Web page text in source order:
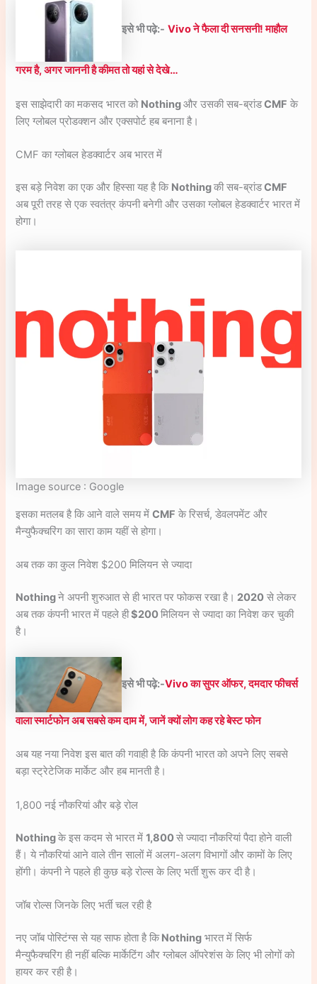
इसे भी पढ़े:- Vivo ने फैला दी सनसनी! माहौल
गरम है, अगर जाननी है कीमत तो यहां से देखे…
इस साझेदारी का मकसद भारत को Nothingऔर उसकी सब-ब्रांडCMF के
लिए ग्लोबल प्रोडक्शन और एक्सपोर्ट हब बनाना है।
CMF का ग्लोबल हेडक्वार्टर अब भारत में
इस बड़े निवेश का एक और हिस्सा यह है कि Nothingकी सब-ब्रांडCMF
अब पूरी तरह से एक स्वतंत्र कंपनी बनेगी और उसका ग्लोबल हेडक्वार्टर भारत में
होगा।
Image source : Google
इसका मतलब है कि आने वाले समय मेंCMF के रिसर्च, डेवलपमेंट और
मैन्युफैक्चरिंग का सारा काम यहीं से होगा।
अब तक का कुल निवेश $200 मिलियन से ज्यादा
Nothingने अपनी शुरुआत से ही भारत पर फोकस रखा है। 2020 से लेकर
अब तक कंपनी भारत में पहले ही$200मिलियन से ज्यादा का निवेश कर चुकी
है।
इसे भी पढ़े:-Vivo का सुपर ऑफर, दमदार फीचर्स
वाला स्मार्टफोन अब सबसे कम दाम में, जानें क्यों लोग कह रहे बेस्ट फोन
अब यह नया निवेश इस बात की गवाही है कि कंपनी भारत को अपने लिए सबसे
बड़ा स्ट्रेटेजिक मार्केट और हब मानती है।
1,800 नई नौकरियां और बड़े रोल
Nothingके इस कदम से भारत में1,800से ज्यादा नौकरियां पैदा होने वाली
हैं। ये नौकरियां आने वाले तीन सालों में अलग-अलग विभागों और कामों के लिए
होंगी। कंपनी ने पहले ही कुछ बड़े रोल्स के लिए भर्ती शुरू कर दी है।
जॉब रोल्स जिनके लिए भर्ती चल रही है
नए जॉब पोस्टिंग्स से यह साफ होता है किNothing भारत में सिर्फ
मैन्युफैक्चरिंग ही नहीं बल्कि मार्केटिंग और ग्लोबल ऑपरेशंस के लिए भी लोगों को
हायर कर रही है।